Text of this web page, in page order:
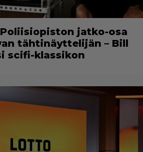
jatko-osa
tähtinäyttelijän – Bill
scifi-klassikon